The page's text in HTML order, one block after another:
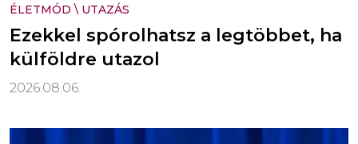
ÉLETMÓD \ UTAZÁS
Ezekkel spórolhatsz a legtöbbet, ha
külföldre utazol
2026.08.06.